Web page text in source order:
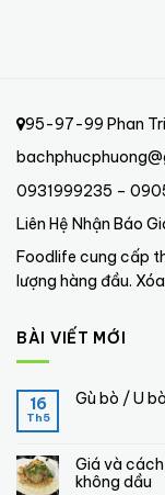
95-97-99 Phan
0931999235 –
Liên Hệ Nhận Báo
Foodlife cung cấp
lượng hàng đầu.
BÀI VIẾT MỚI
16
Th5
Gù bò / U
Giá và
không dầu